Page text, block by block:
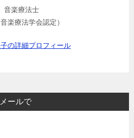
音楽療法士
音楽療法学会認定）
の詳細プロフィール
ールで